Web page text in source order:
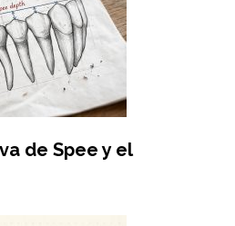
de Spee y el